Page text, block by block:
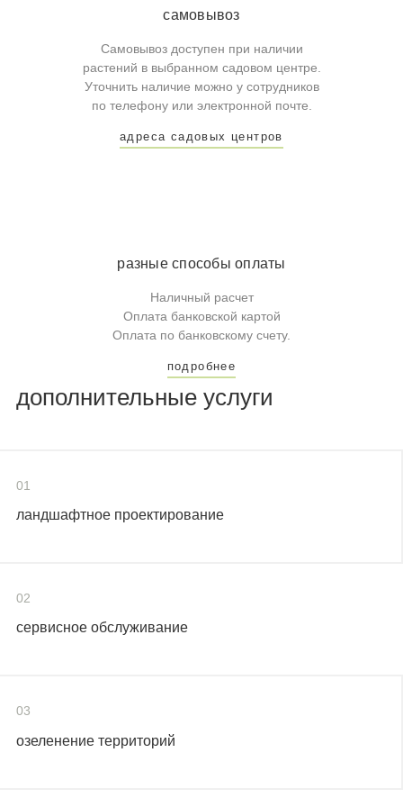
самовывоз
Самовывоз доступен при наличии
растений в выбранном садовом центре.
Уточнить наличие можно у сотрудников
по телефону или электронной почте.
адреса садовых центров
разные способы оплаты
Наличный расчет
Оплата банковской картой
Оплата по банковскому счету.
подробнее
дополнительные услуги
01
ландшафтное проектирование
02
сервисное обслуживание
03
озеленение территорий